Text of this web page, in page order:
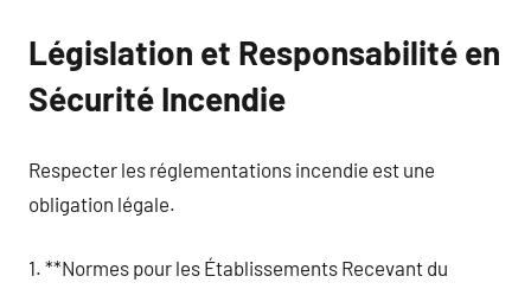
Législation et Responsabilité en
Sécurité Incendie
Respecter les réglementations incendie est une
obligation légale.
1. **Normes pour les Établissements Recevant du